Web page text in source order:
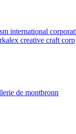
international
creative craft corp
de montbronn